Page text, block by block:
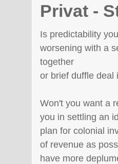
Privat -
Is predictability
worsening with a
together
or brief duffle deal
Won't you want a
you in settling an
plan for colonial
of revenue as
have more